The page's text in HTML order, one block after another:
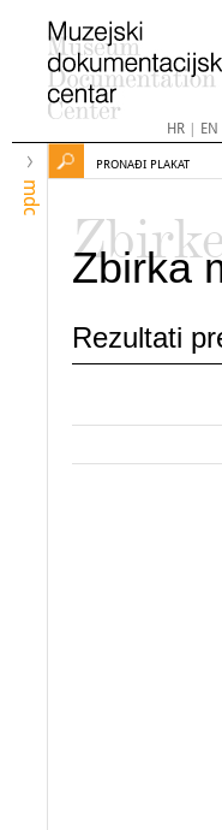
HR| EN
mdc
PRONAĐI PLAKAT
Zbirka
Rezultati